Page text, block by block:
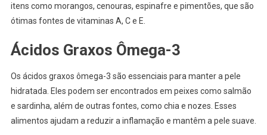
itens como morangos, cenouras, espinafre e pimentões, que são
ótimas fontes de vitaminas A, C e E.
Ácidos Graxos Ômega-3
Os ácidos graxos ômega-3 são essenciais para manter a pele
hidratada. Eles podem ser encontrados em peixes como salmão
e sardinha, além de outras fontes, como chia e nozes. Esses
alimentos ajudam a reduzir a inflamação e mantêm a pele suave.